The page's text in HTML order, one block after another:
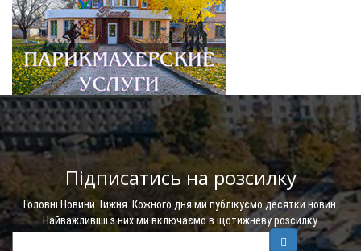
Підписатись на розсилку
Головні Новини Тижня. Кожного дня ми публікуємо десятки новин.
Найважливіші з них ми включаємо в щотижневу розсилку.